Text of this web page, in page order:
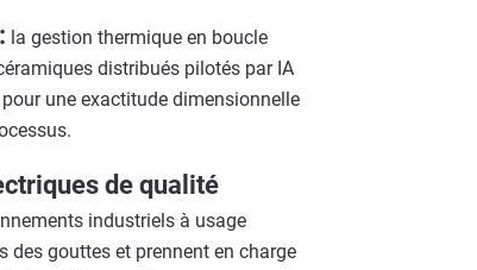
la gestion thermique en boucle
distribués pilotés par IA
une exactitude dimensionnelle
de qualité
industriels à usage
des gouttes et prennent en charge